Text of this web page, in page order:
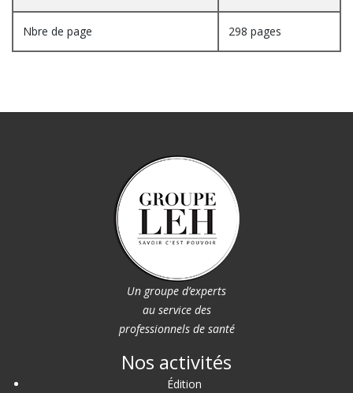
Nbre de page 298 pages
Un groupe d’experts
au service des
professionnels de santé
Nos activités
Édition